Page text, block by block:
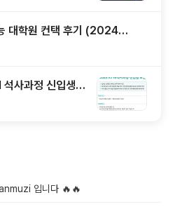
대학원 컨택 후기 (2024년
사과정 신입생
트/인적성 검사
입니다 🔥🔥